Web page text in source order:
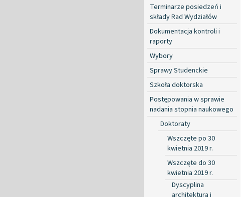
Terminarze posiedzeń i
składy Rad Wydziałów
Dokumentacja kontroli i
raporty
Wybory
Sprawy Studenckie
Szkoła doktorska
Postępowania w sprawie
nadania stopnia naukowego
Doktoraty
Wszczęte po 30
kwietnia 2019 r.
Wszczęte do 30
kwietnia 2019 r.
Dyscyplina
architektura i